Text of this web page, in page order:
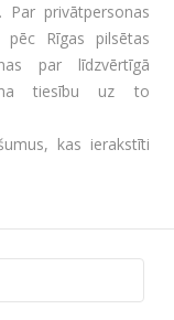
Par privātpersonas
Rīgas pilsētas
par līdzvērtīgā
tiesību uz to
kas ierakstīti